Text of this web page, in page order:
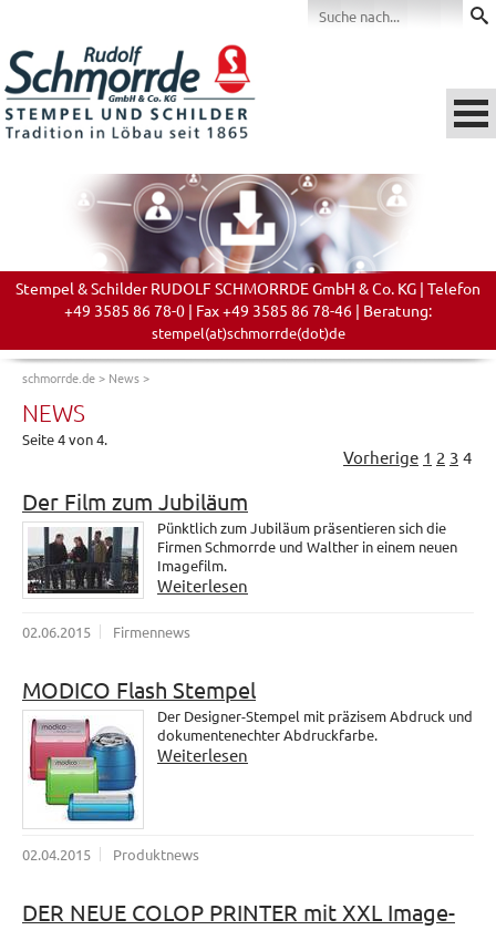
Stempel & Schilder RUDOLF SCHMORRDE GmbH & Co. KG | Telefon
+49 3585 86 78-0 | Fax +49 3585 86 78-46 | Beratung:
stempel(at)schmorrde(dot)de
schmorrde.de> News>
NEWS
Seite 4 von 4.
Vorherige 1 2 3 4
Der Film zum Jubiläum
Pünktlich zum Jubiläum präsentieren sich die
Firmen Schmorrde und Walther in einem neuen
Imagefilm.
Weiterlesen
02.06.2015 Firmennews
MODICO Flash Stempel
Der Designer-Stempel mit präzisem Abdruck und
dokumentenechter Abdruckfarbe.
Weiterlesen
02.04.2015 Produktnews
DER NEUE COLOP PRINTER mit XXL Image-